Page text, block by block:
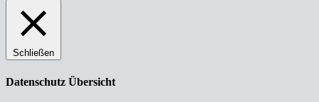
Schließen
Datenschutz Übersicht